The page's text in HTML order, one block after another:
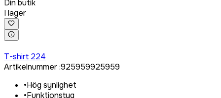
Din butik
I lager
T-shirt 224
Artikelnummer:925959925959
•Hög synlighet
•Funktionstyg